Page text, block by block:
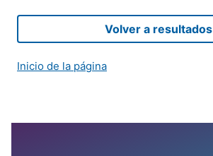
Volver a resultados
Inicio de la página